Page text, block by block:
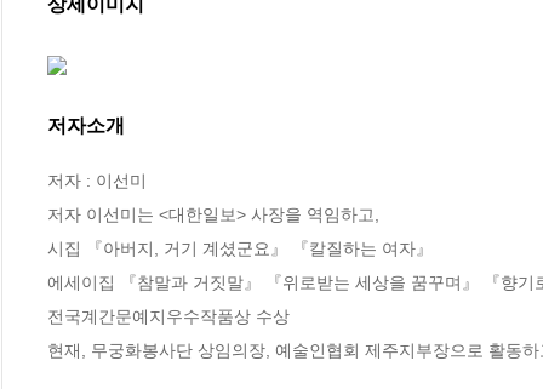
저자소개
저자 : 이선미
저자 이선미는 <대한일보> 사장을 역임하고,
시집 『아버지, 거기 계셨군요』 『칼질하는 여자』
에세이집 『참말과 거짓말』 『위로받는 세상을 꿈꾸며』 『향기
전국계간문예지우수작품상 수상
현재, 무궁화봉사단 상임의장, 예술인협회 제주지부장으로 활동